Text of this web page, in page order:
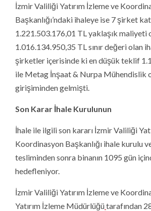
İzmir Valiliği Yatırım İzleme ve
Başkanlığı’ndaki ihaleye ise 7 şirket
1.221.503.176,01 TL yaklaşık maliyeti
1.016.134.950,35 TL sınır değeri olan
şirketler içerisinde ki en düşük teklif
ile Metag İnşaat & Nurpa Mühendislik
girişiminden gelmişti.
Son Karar İhale Kurulunun
İhale ile ilgili son kararı İzmir Valiliği
Koordinasyon Başkanlığı ihale kurulu
tesliminden sonra binanın 1095 gün
hedefleniyor.
İzmir Valiliği Yatırım İzleme ve
Yatırım İzleme Müdürlüğütarafından